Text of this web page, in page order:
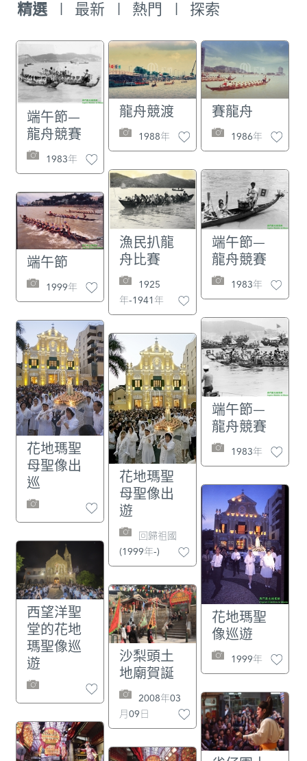
的船隻，即將其擊
雖然在馬六甲已經知
道中國對東涌港的葡
萄牙人發動了戰爭，
有葡萄牙人被殺的情
況，但他對這些消息
始終認為是真假參
半。因此，他入泊東
涌之後，還派人捎信
給廣州官員，希望與
中方議和通商。當時
升任廣東按察使的汪
鋐不僅不允許議和，
還下命令新任海道副
使胡璉率軍準備出擊
葡萄牙人。胡璉則
以“新來乍到，不知舊
情”為由，而託病不
出。《末兒丁•甫思•
多•滅兒致函國王匯報
中國之行情況》，葡
萄牙國家檔案館，編
年檔1-30-40；卡爾
沃：《廣州葡囚
信》，第102─104頁
及汪梅鼎：《(嘉靖)
海州直隸州志》卷
23《胡璉傳》；湯開
建、張中鵬：《胡璉
其人與西草灣之
戰》，載《澳門歷史
研究》第5期，2006
年。
人，焚毀彭亨國大船
郎機中船1艘。同
時，又有葡萄牙船3
艘由廣東入海門嶼中
灣泊，華人林堯洞等
送物接濟，被明軍抓
捕13人。葡船遂退泊
督兵船進襲，被佛郎
機銃擊中，死傷15
人。24日，葡船移入
破灶洋。朱紈：《甓
餘雜集》卷3《海洋
報捷事》。
精選 最新 熱門 探索
端午節—
龍舟競賽
1983年
龍舟競渡
1988年
賽龍舟
1986年
漁民扒龍
舟比賽
1925
年-1941年
端午節—
龍舟競賽
1983年
端午節
1999年
端午節—
龍舟競賽
1983年
花地瑪聖
母聖像出
巡
花地瑪聖
母聖像出
遊
回歸祖國
(1999年-)
花地瑪聖
像巡遊
1999年
西望洋聖
堂的花地
瑪聖像巡
遊
沙梨頭土
地廟賀誕
2008年03
月09日